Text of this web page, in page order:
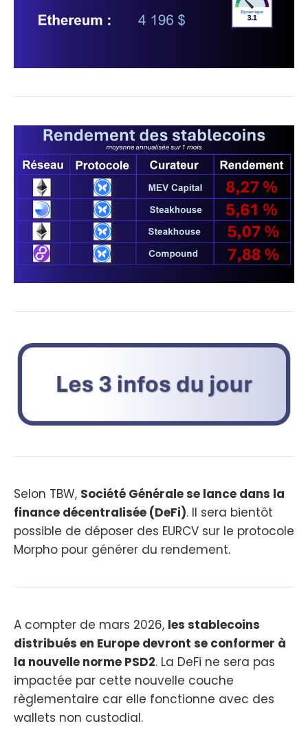
Selon TBW, Société Générale se lance dans la
finance décentralisée (DeFi). Il sera bientôt
possible de déposer des EURCV sur le protocole
Morpho pour générer du rendement.
A compter de mars 2026, les stablecoins
distribués en Europe devront se conformer à
la nouvelle norme PSD2. La DeFi ne sera pas
impactée par cette nouvelle couche
règlementaire car elle fonctionne avec des
wallets non custodial.